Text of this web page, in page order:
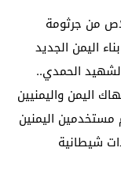
من جرثومة
اليمن الجديد
الحمدي..
اليمن واليمنيين
اليمنين
شيطانية